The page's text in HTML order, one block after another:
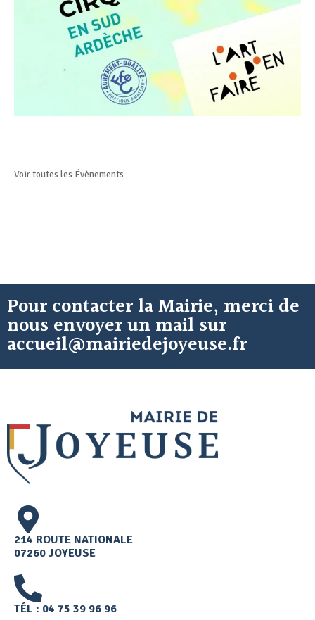
Voir toutes les Évènements
Pour contacter la Mairie, merci de
nous envoyer un mail sur
accueil@mairiedejoyeuse.fr
214 ROUTE NATIONALE
07260 JOYEUSE
TÉL : 04 75 39 96 96